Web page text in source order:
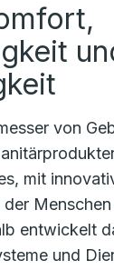
von
mit
entwickelt
und